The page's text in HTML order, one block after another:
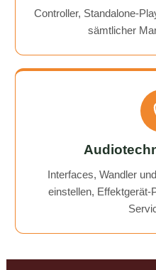
Controller, Standalone-
sämtlicher
Interfaces, Wandler
einstellen,